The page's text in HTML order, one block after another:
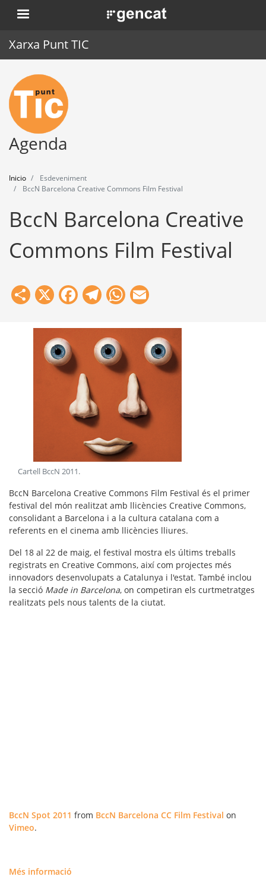
Pasar
al
. Obre en una nova finestra.
Xarxa Punt TIC
Inicio
Punt TIC
Actualidad
Formación
Herramientas
Agenda
Inicio
Esdeveniment
BccN Barcelona Creative Commons Film Festival
BccN Barcelona Creative
Commons Film Festival
Share
X Facebook
Telegram
WhatsApp
Cartell BccN 2011.
BccN Barcelona Creative Commons Film Festival és el primer
festival del món realitzat amb llicències Creative Commons,
consolidant a Barcelona i a la cultura catalana com a
referents en el cinema amb llicències lliures.
Del 18 al 22 de maig, el festival mostra els últims treballs
registrats en Creative Commons, així com projectes més
innovadors desenvolupats a Catalunya i l'estat. També inclou
la secció Made in Barcelona, on competiran els curtmetratges
realitzats pels nous talents de la ciutat.
BccN Spot 2011 from BccN Barcelona CC Film Festival on
Vimeo.
Més informació